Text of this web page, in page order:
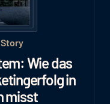
Wie das
in
misst